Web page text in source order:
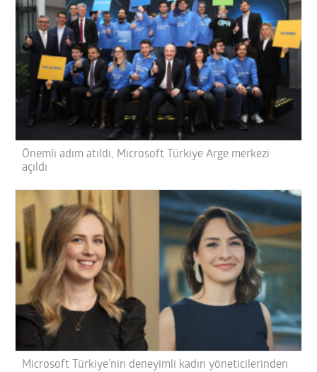
Önemli adım atıldı, Microsoft Türkiye Arge merkezi
açıldı
Microsoft Türkiye’nin deneyimli kadın yöneticilerinden